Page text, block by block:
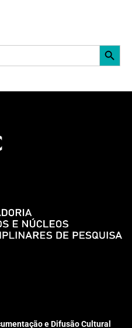
Search Button
e Difusão Cultural